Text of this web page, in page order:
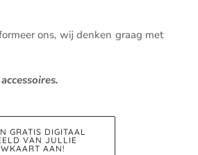
ons, wij denken graag met
GRATIS DIGITAAL
VAN JULLIE
AAN!